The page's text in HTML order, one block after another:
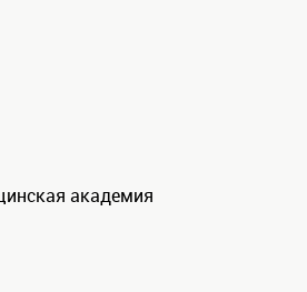
академия